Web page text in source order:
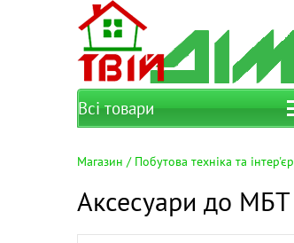
Всі товари
Магазин Побутова техніка та інтер'єр
Аксесуари до МБТ